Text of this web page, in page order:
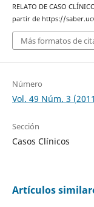
RELATO DE CASO
partir de https://
Más formatos de
Número
Vol. 49 Núm. 3
Sección
Casos Clínicos
Artículos